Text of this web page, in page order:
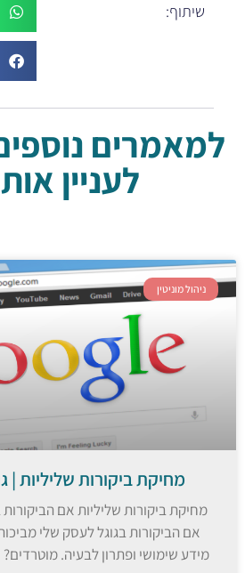
שיתוף:
למאמרים
לעניין
ניהול מוניטין
מחיקת ביקורות שליליות |
מחיקת ביקורות שליליות אם
אם הביקורות בגוגל לעסק שלי
מידע שימושי ופתרון לבעיה.